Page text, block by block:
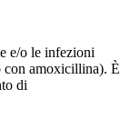
e/o le infezioni
con amoxicillina). È
di